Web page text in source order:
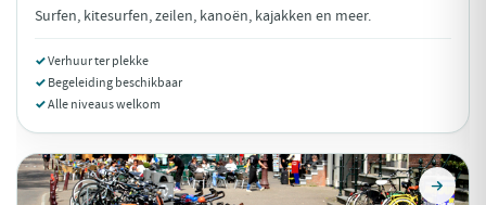
Surfen, kitesurfen, zeilen, kanoën, kajakken en meer.
Verhuur ter plekke
Begeleiding beschikbaar
Alle niveaus welkom